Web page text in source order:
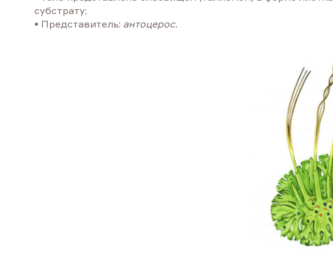
субстрату;
• Представитель: антоцерос.